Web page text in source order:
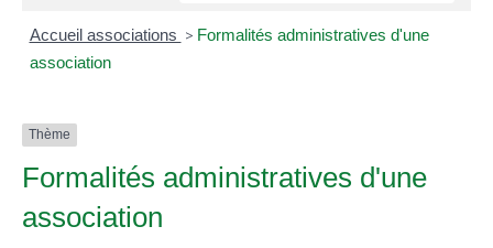
Accueil associations > Formalités administratives d'une
association
Thème
Formalités administratives d'une
association